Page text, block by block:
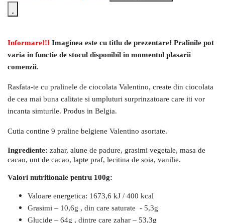
Informare!!! Imaginea este cu titlu de prezentare! Pralinile pot
varia in functie de stocul disponibil in momentul plasarii
comenzii.
Rasfata-te cu pralinele de ciocolata Valentino, create din ciocolata
de cea mai buna calitate si umpluturi surprinzatoare care iti vor
incanta simturile. Produs in Belgia.
Cutia contine 9 praline belgiene Valentino asortate.
Ingrediente: zahar, alune de padure, grasimi vegetale, masa de
cacao, unt de cacao, lapte praf, lecitina de soia, vanilie.
Valori nutritionale pentru 100g:
Valoare energetica: 1673,6 kJ / 400 kcal
Grasimi – 10,6g , din care saturate - 5,3g
Glucide – 64g , dintre care zahar – 53,3g